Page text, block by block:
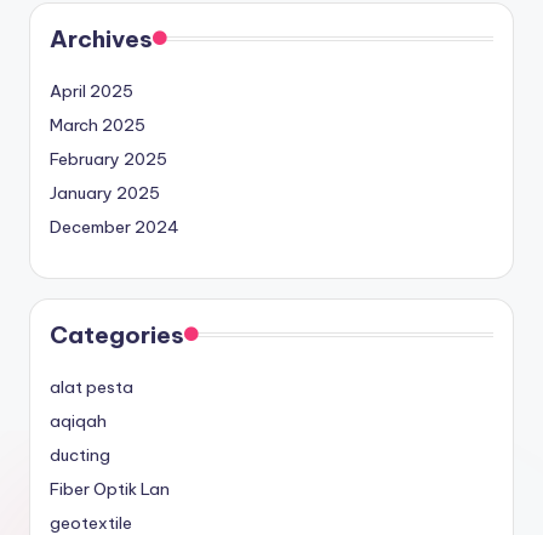
Archives
April 2025
March 2025
February 2025
January 2025
December 2024
Categories
alat pesta
aqiqah
ducting
Fiber Optik Lan
geotextile